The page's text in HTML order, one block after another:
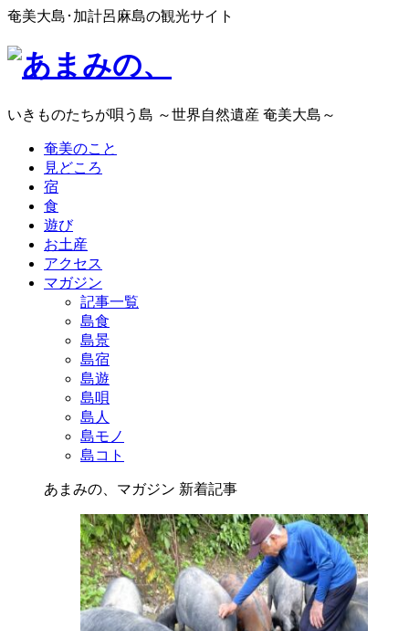
奄美大島･加計呂麻島の観光サイト
いきものたちが唄う島 ～世界自然遺産 奄美大島～
奄美のこと
見どころ
宿
食
遊び
お土産
アクセス
マガジン
記事一覧
島食
島景
島宿
島遊
島唄
島人
島モノ
島コト
あまみの、マガジン 新着記事